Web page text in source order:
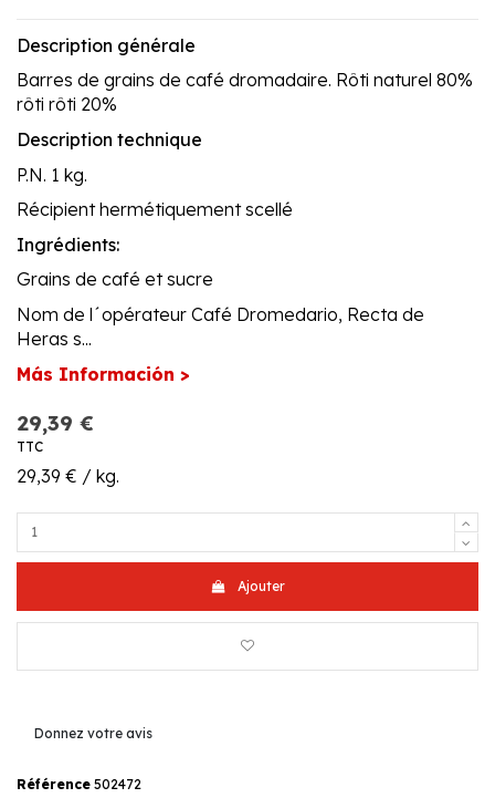
Description générale
Barres de grains de café dromadaire. Rôti naturel 80%
rôti rôti 20%
Description technique
P.N. 1 kg.
Récipient hermétiquement scellé
Ingrédients:
Grains de café et sucre
Nom de l´opérateur Café Dromedario, Recta de
Heras s...
Más Información >
29,39 €
TTC
29,39 € / kg.
Ajouter
Donnez votre avis
Référence 502472